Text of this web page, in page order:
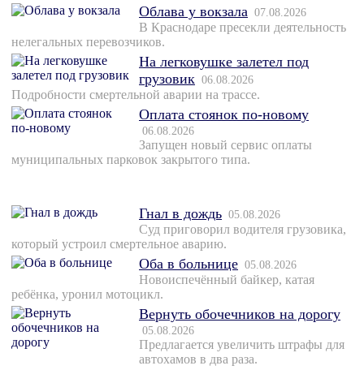
Облава у вокзала 07.08.2026
В Краснодаре пресекли деятельность
нелегальных перевозчиков.
На легковушке залетел под
грузовик 06.08.2026
Подробности смертельной аварии на трассе.
Оплата стоянок по-новому
06.08.2026
Запущен новый сервис оплаты
муниципальных парковок закрытого типа.
Гнал в дождь 05.08.2026
Суд приговорил водителя грузовика,
который устроил смертельное аварию.
Оба в больнице 05.08.2026
Новоиспечённый байкер, катая
ребёнка, уронил мотоцикл.
Вернуть обочечников на дорогу
05.08.2026
Предлагается увеличить штрафы для
автохамов в два раза.